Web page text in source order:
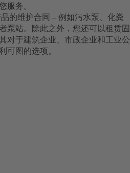
服务。
的维护合同 – 例如污水泵、化粪
泵站。除此之外，您还可以租赁固
对于建筑企业、市政企业和工业公
可图的选项。